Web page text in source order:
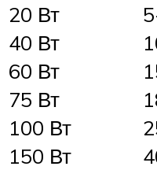
20 Вт
40 Вт
60 Вт
75 Вт
100 Вт
150 Вт